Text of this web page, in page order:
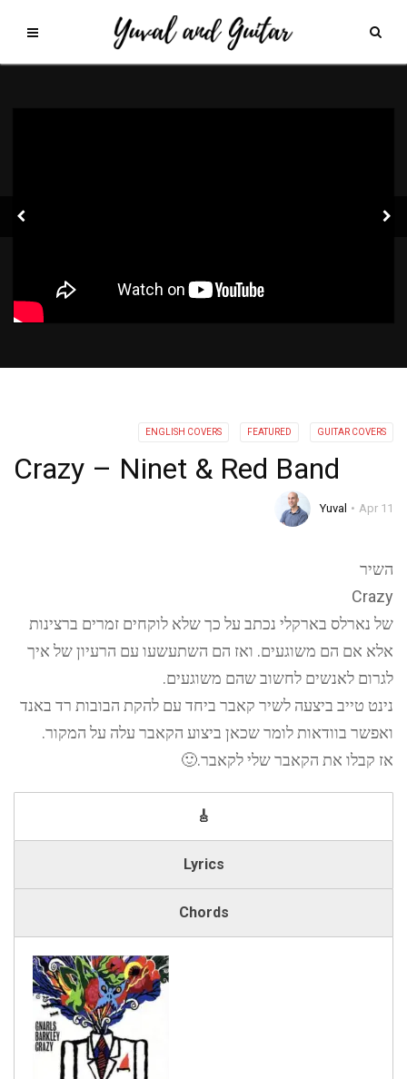
ENGLISH COVERS FEATURED GUITAR COVERS
Crazy – Ninet & Red Band
Yuval Apr 11
השיר
Crazy
של נארלס בארקלי נכתב על כך שלא לוקחים זמרים ברצינות
אלא אם הם משוגעים. ואז הם השתעשעו עם הרעיון של איך
לגרום לאנשים לחשוב שהם משוגעים.
נינט טייב ביצעה לשיר קאבר ביחד עם להקת הבובות רד באנד
ואפשר בוודאות לומר שכאן ביצוע הקאבר עלה על המקור.
אז קבלו את הקאבר שלי לקאבר.🙂
🎸
Lyrics
Chords